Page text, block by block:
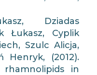
Dziadas
Łukasz, Cyplik
Szulc Alicja,
Henryk, (2012).
in